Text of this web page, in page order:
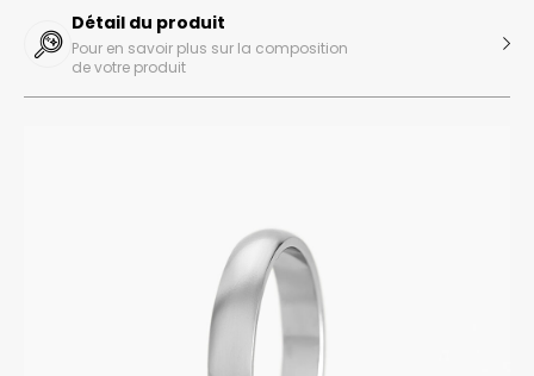
Détail du produit
Pour en savoir plus sur la composition
de votre produit